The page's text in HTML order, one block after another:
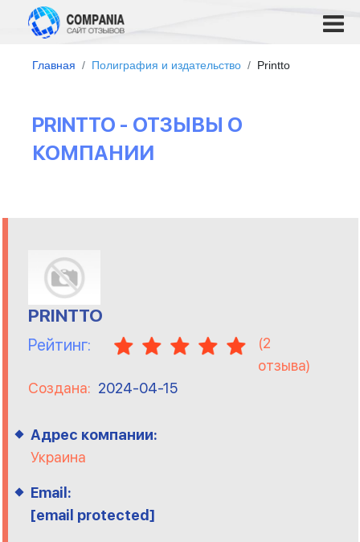
Главная Полиграфия и издательство Printto
PRINTTO - ОТЗЫВЫ О
КОМПАНИИ
PRINTTO
Рейтинг: (2
отзыва)
Создана: 2024-04-15
Адрес компании:
Украина
Email:
[email protected]